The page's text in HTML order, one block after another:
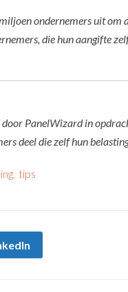
ondernemers uit om
die hun aangifte
PanelWizard in
deel die zelf hun
tips